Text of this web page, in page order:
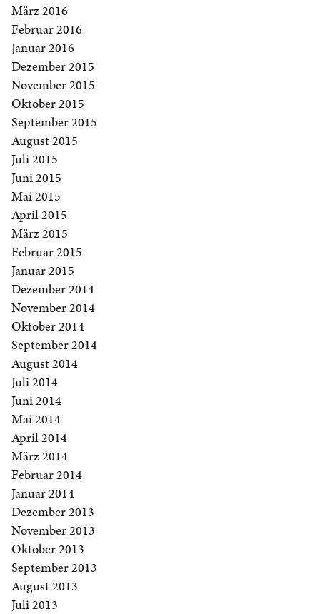
März 2016
Februar 2016
Januar 2016
Dezember 2015
November 2015
Oktober 2015
September 2015
August 2015
Juli 2015
Juni 2015
Mai 2015
April 2015
März 2015
Februar 2015
Januar 2015
Dezember 2014
November 2014
Oktober 2014
September 2014
August 2014
Juli 2014
Juni 2014
Mai 2014
April 2014
März 2014
Februar 2014
Januar 2014
Dezember 2013
November 2013
Oktober 2013
September 2013
August 2013
Juli 2013